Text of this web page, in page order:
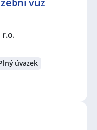
r.o.
úvazek